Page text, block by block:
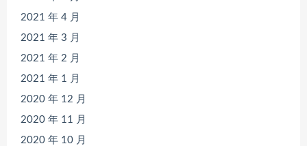
2021 年 4 月
2021 年 3 月
2021 年 2 月
2021 年 1 月
2020 年 12 月
2020 年 11 月
2020 年 10 月